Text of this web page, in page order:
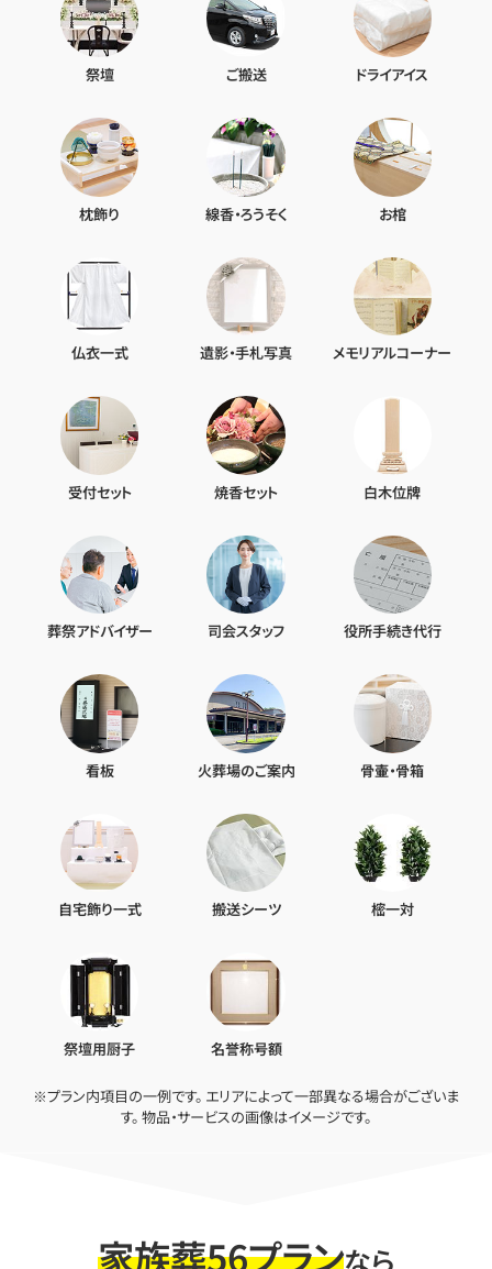
祭壇 ご搬送 ドライアイス
枕飾り 線香・ろうそく お棺
仏衣一式 遺影・手札写真 メモリアルコーナー
受付セット 焼香セット 白木位牌
葬祭アドバイザー 司会スタッフ 役所手続き代行
看板 火葬場のご案内 骨壷・骨箱
自宅飾り一式 搬送シーツ 樒一対
祭壇用厨子 名誉称号額
※プラン内項目の一例です。 エリアによって一部異なる場合がございま
す。 物品・サービスの画像はイメージです。
家族葬56プランなら